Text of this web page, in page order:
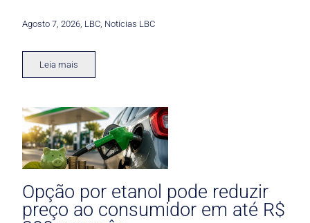
Agosto 7, 2026 LBC Noticias LBC
Leia mais
Opção por etanol pode reduzir
preço ao consumidor em até R$